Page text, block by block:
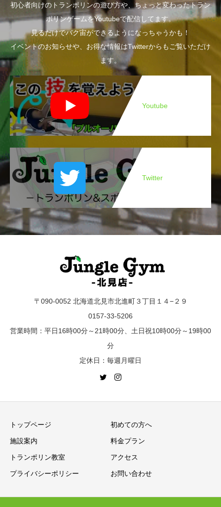
初心者向けのトランポリンの遊び方や、ちょっと変わったトラン
ポリンゲームをYoutubeで配信してます。
見るだけでバク宙ができるようになっちゃうかも！
イベントのお知らせや、お得な情報はTwitterからもご覧いただけ
ます。
Youtube
Twitter
〒090-0052 北海道北見市北進町３丁目１４−２９
0157-33-5206
営業時間：平日16時00分～21時00分、土日祝10時00分～19時00
分
定休日：毎週月曜日
トップページ 初めての方へ
施設案内 料金プラン
トランポリン教室 アクセス
プライバシーポリシー お問い合わせ